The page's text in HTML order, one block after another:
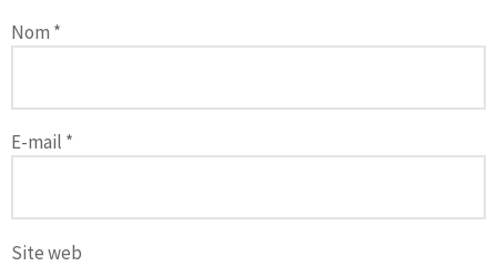
Nom *
E-mail *
Site web